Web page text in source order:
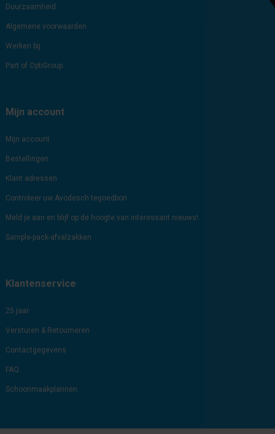
Duurzaamheid
Algemene voorwaarden
Werken bij
Part of OptiGroup
Mijn account
Mijn account
Bestellingen
Klant adressen
Controleer uw Avodesch tegoedbon
Meld je aan en blijf op de hoogte van interessant nieuws!
Sample-pack-afvalzakken
Klantenservice
25 jaar
Versturen & Retourneren
Contactgegevens
FAQ
Schoonmaakplannen